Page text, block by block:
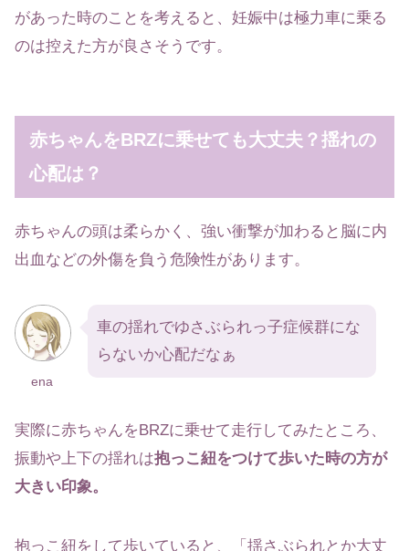
があった時のことを考えると、妊娠中は極力車に乗る
のは控えた方が良さそうです。
赤ちゃんをBRZに乗せても大丈夫？揺れの
心配は？
赤ちゃんの頭は柔らかく、強い衝撃が加わると脳に内
出血などの外傷を負う危険性があります。
ena
車の揺れでゆさぶられっ子症候群にな
らないか心配だなぁ
実際に赤ちゃんをBRZに乗せて走行してみたところ、
振動や上下の揺れは抱っこ紐をつけて歩いた時の方が
大きい印象。
抱っこ紐をして歩いていると、「揺さぶられとか大丈